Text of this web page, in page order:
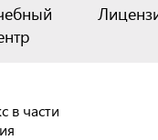
в части